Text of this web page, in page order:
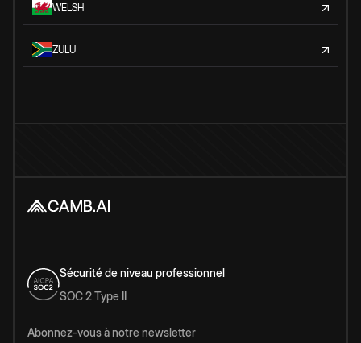
WELSH
ZULU
Sécurité de niveau professionnel
SOC 2 Type II
Abonnez-vous à notre newsletter